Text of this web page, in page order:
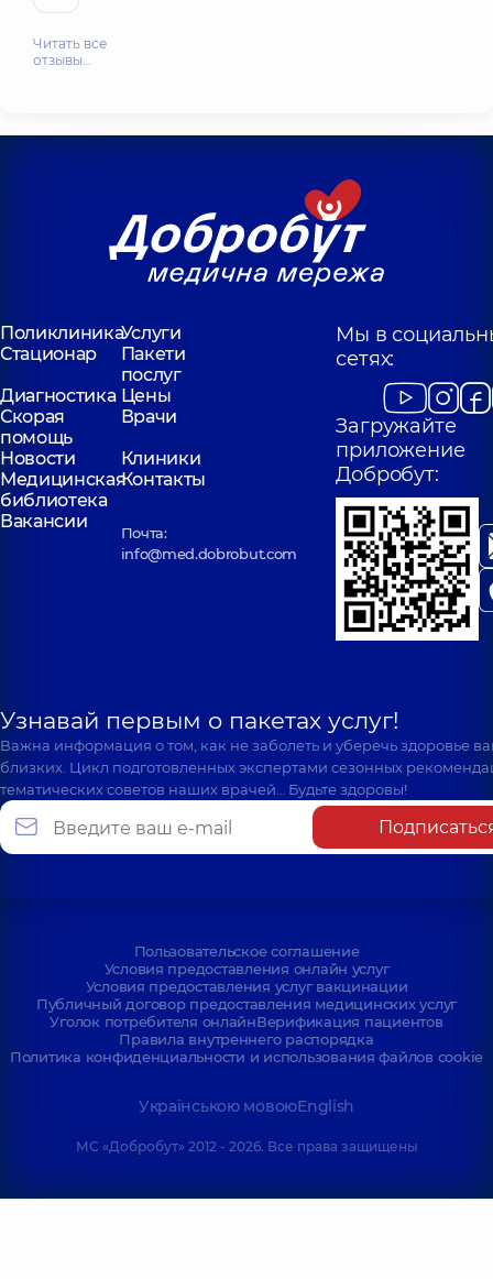
Читать все
отзывы…
ПоликлиникаУслуги
Стационар
Пакети
послуг
Диагностика Цены
Скорая
помощь
Врачи
Новости
Клиники
Медицинская
библиотека
Контакты
Вакансии
Почта:
info@med.dobrobut.com
Мы в
сетях:
Загружайте
приложение
Добробут:
Узнавай первым о пакетах услуг!
Важна информация о том, как не заболеть и уберечь здоровье
близких. Цикл подготовленных экспертами сезонных
тематических советов наших врачей… Будьте здоровы!
Пользовательское соглашение
Условия предоставления онлайн услуг
Условия предоставления услуг вакцинации
Публичный договор предоставления медицинских услуг
Уголок потребителя онлайнВерификация пациентов
Правила внутреннего распорядка
Политика конфиденциальности и использования файлов cookie
Українською мовоюEnglish
МС «Добробут» 2012 - 2026. Все права защищены